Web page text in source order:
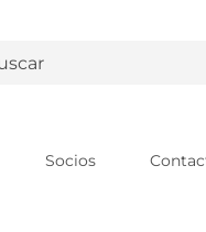
Socios